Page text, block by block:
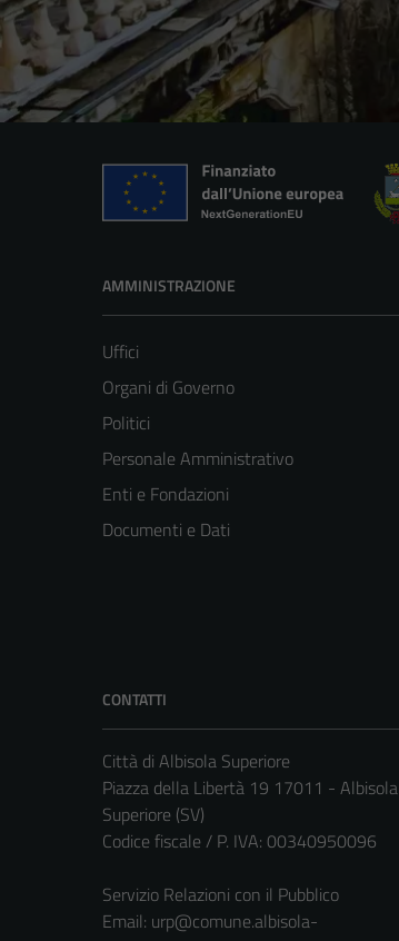
AMMINISTRAZIONE
Uffici
Organi di Governo
Politici
Personale Amministrativo
Enti e Fondazioni
Documenti e Dati
CONTATTI
Città di Albisola Superiore
Piazza della Libertà 19 17011 - Albisola
Superiore (SV)
Codice fiscale / P. IVA: 00340950096
Servizio Relazioni con il Pubblico
Email: urp@comune.albisola-